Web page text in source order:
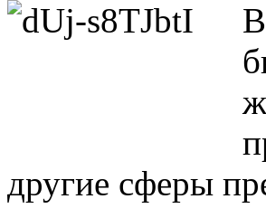
другие сферы